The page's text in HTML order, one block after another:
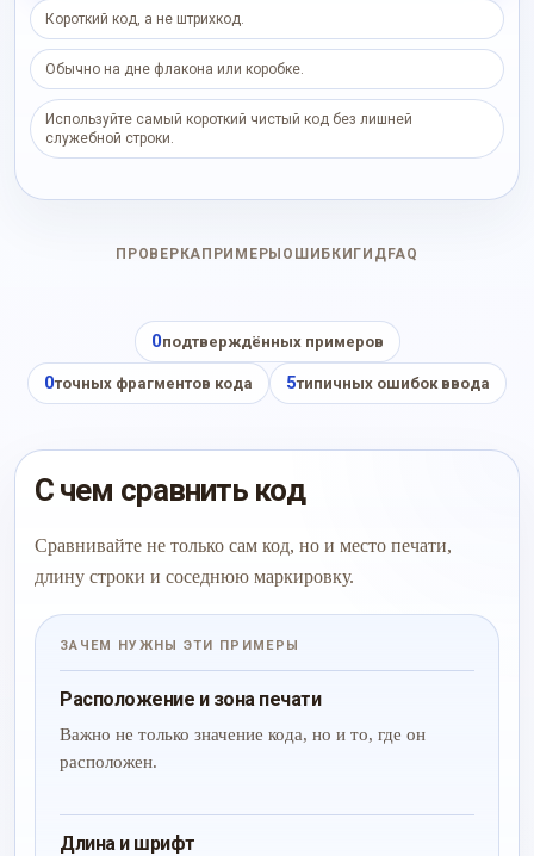
Короткий код, а не штрихкод.
Обычно на дне флакона или коробке.
Используйте самый короткий чистый код без лишней
служебной строки.
ПРОВЕРКА ПРИМЕРЫ ОШИБКИ ГИД FAQ
0подтверждённых примеров
0точных фрагментов кода 5типичных ошибок ввода
С чем сравнить код
Сравнивайте не только сам код, но и место печати,
длину строки и соседнюю маркировку.
ЗАЧЕМ НУЖНЫ ЭТИ ПРИМЕРЫ
Расположение и зона печати
Важно не только значение кода, но и то, где он
расположен.
Длина и шрифт